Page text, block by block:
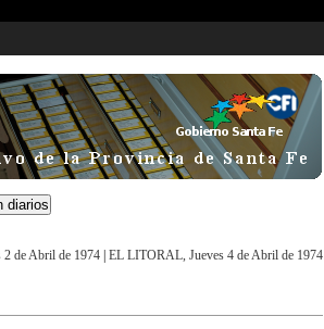
de Abril de 1974 EL LITORAL, Jueves 4 de Abril de 1974